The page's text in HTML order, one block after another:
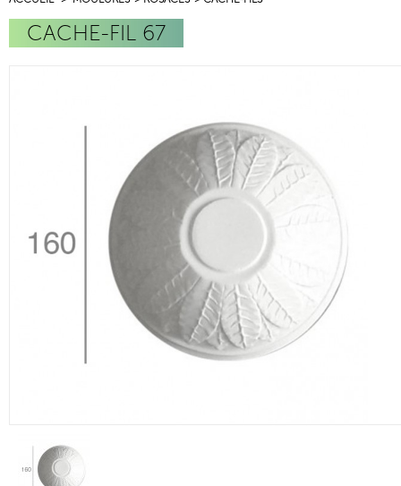
CACHE-FIL 67